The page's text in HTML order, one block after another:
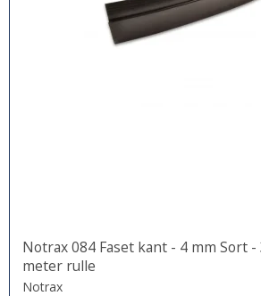
Notrax 084 Faset kant - 4 mm Sort -
meter rulle
Notrax